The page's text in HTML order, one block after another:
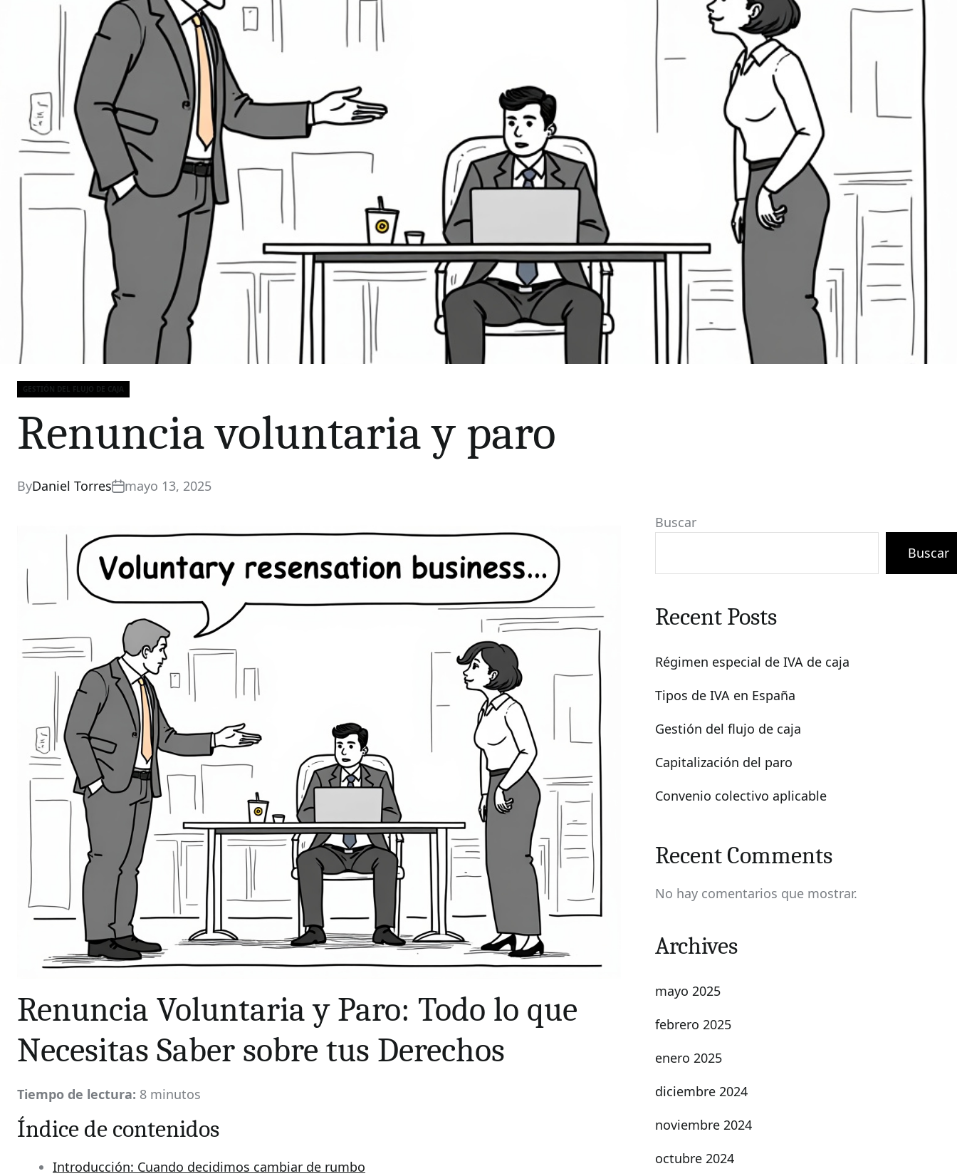
Categories
GESTIÓN DEL FLUJO DE CAJA
Renuncia voluntaria y paro
ByDaniel Torres mayo 13, 2025
Renuncia Voluntaria y Paro: Todo lo que
Necesitas Saber sobre tus Derechos
Tiempo de lectura: 8 minutos
Índice de contenidos
Introducción: Cuando decidimos cambiar de rumbo
Buscar
Buscar
Recent Posts
Régimen especial de IVA de caja
Tipos de IVA en España
Gestión del flujo de caja
Capitalización del paro
Convenio colectivo aplicable
Recent Comments
No hay comentarios que mostrar.
Archives
mayo 2025
febrero 2025
enero 2025
diciembre 2024
noviembre 2024
octubre 2024